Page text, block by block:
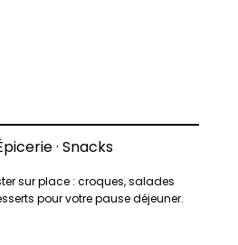
· Snacks
sur place : croques, salades
pour votre pause déjeuner.